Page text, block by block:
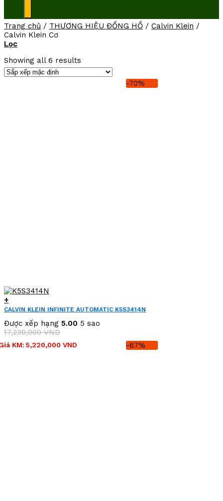
Trang chủ / THƯƠNG HIỆU ĐỒNG HỒ / Calvin Klein /
Calvin Klein Cơ
Lọc
Showing all 6 results
-70%
+
CALVIN KLEIN INFINITE AUTOMATIC K5S3414N
Được xếp hạng 5.00 5 sao
17,230,000VND
Giá
5,220,000 VND
GiáKM: -67%